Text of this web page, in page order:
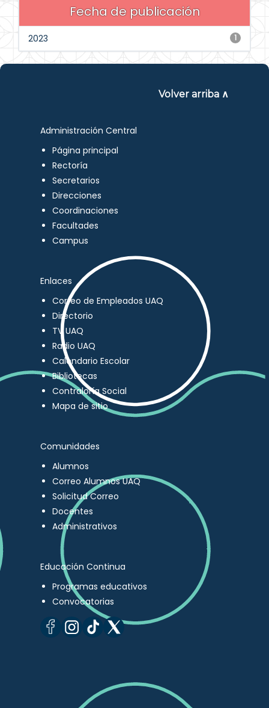
Fecha de publicación
1
2023
Volver arriba ∧
Administración Central
Página principal
Rectoría
Secretarios
Direcciones
Coordinaciones
Facultades
Campus
Enlaces
Correo de Empleados UAQ
Directorio
TV UAQ
Radio UAQ
Calendario Escolar
Bibliotecas
Contraloría Social
Mapa de sitio
Comunidades
Alumnos
Correo Alumnos UAQ
Solicitud Correo
Docentes
Administrativos
Educación Continua
Programas educativos
Convocatorias